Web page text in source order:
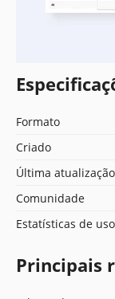
Formato
Criado
Última atualização
Comunidade
Estatísticas de uso
Principais